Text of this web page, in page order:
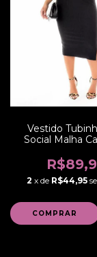
Vestido
Social Malha
Social ou Dia a
| REF:
2 x de R$44,95
COMPRAR